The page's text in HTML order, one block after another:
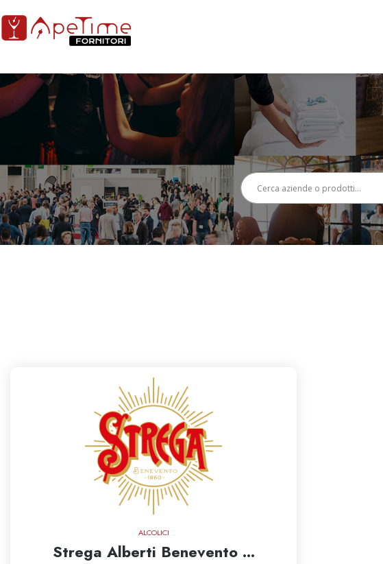
ALCOLICI
Strega Alberti Benevento ...